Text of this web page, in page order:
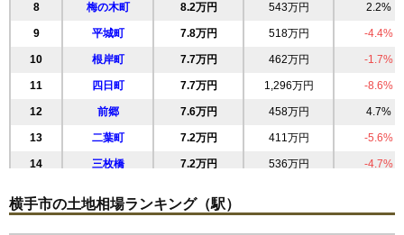
8 梅の木町 8.2万円 543万円 2.2%
9 平城町 7.8万円 518万円 -4.4%
10 根岸町 7.7万円 462万円 -1.7%
11 四日町 7.7万円 1,296万円 -8.6%
12 前郷 7.6万円 458万円 4.7%
13 二葉町 7.2万円 411万円 -5.6%
14 三枚橋 7.2万円 536万円 -4.7%
16 本町 7.1万円 388万円 -11.1%
横手市の土地相場ランキング（駅）